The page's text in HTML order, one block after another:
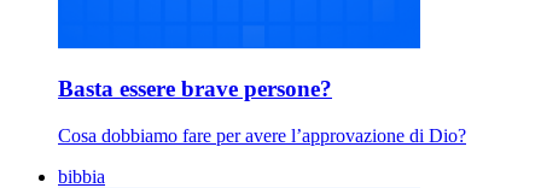
Basta essere brave persone?
Cosa dobbiamo fare per avere l’approvazione di Dio?
bibbia